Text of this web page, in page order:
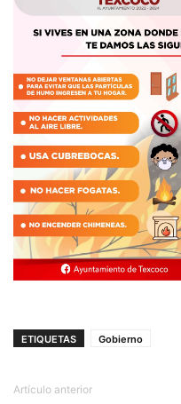
ETIQUETAS Gobierno
Artículo anterior